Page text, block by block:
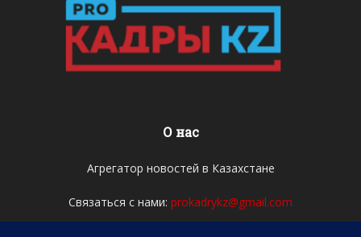
О нас
Агрегатор новостей в Казахстане
Связаться с нами: prokadrykz@gmail.com